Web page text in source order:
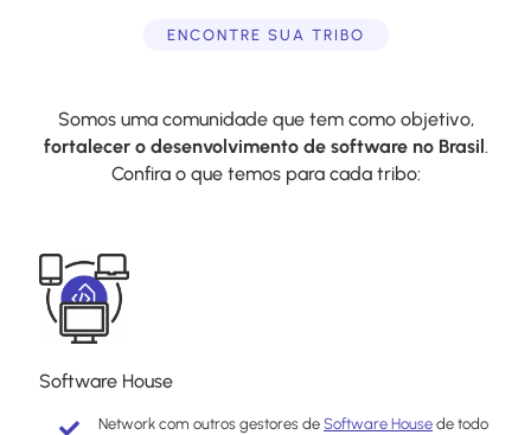
ENCONTRE SUA TRIBO
Somos uma comunidade que tem como objetivo,
fortalecer o desenvolvimento de software no Brasil.
Confira o que temos para cada tribo:
Software House
Network com outros gestores de Software House de todo